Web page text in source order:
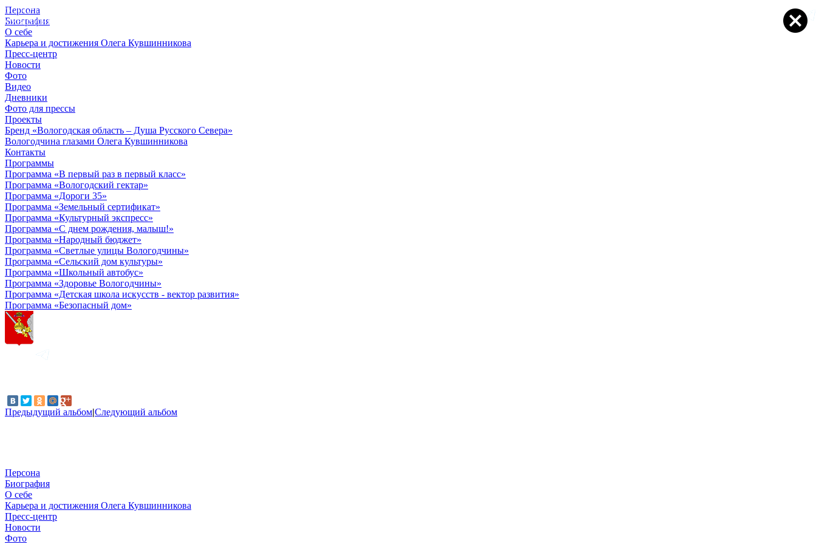
Персона
Биография
О себе
Карьера и достижения Олега Кувшинникова
Пресс-центр
Новости
Фото
Видео
Дневники
Фото для прессы
Проекты
Бренд «Вологодская область – Душа Русского Севера»
Вологодчина глазами Олега Кувшинникова
Контакты
Программы
Программа «В первый раз в первый класс»
Программа «Вологодский гектар»
Программа «Дороги 35»
Программа «Земельный сертификат»
Программа «Культурный экспресс»
Программа «С днем рождения, малыш!»
Программа «Народный бюджет»
Программа «Светлые улицы Вологодчины»
Программа «Сельский дом культуры»
Программа «Школьный автобус»
Программа «Здоровье Вологодчины»
Программа «Детская школа искусств - вектор развития»
Программа «Безопасный дом»
Предыдущий альбом|Следующий альбом
© 2012 - 2023,
КУВШИННИКОВ О.А.
Персона
Биография
О себе
Карьера и достижения Олега Кувшинникова
Пресс-центр
Новости
Фото